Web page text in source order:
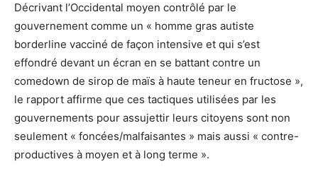
Décrivant l’Occidental moyen contrôlé par le
gouvernement comme un « homme gras autiste
borderline vacciné de façon intensive et qui s’est
effondré devant un écran en se battant contre un
comedown de sirop de maïs à haute teneur en fructose »,
le rapport affirme que ces tactiques utilisées par les
gouvernements pour assujettir leurs citoyens sont non
seulement « foncées/malfaisantes » mais aussi « contre-
productives à moyen et à long terme ».